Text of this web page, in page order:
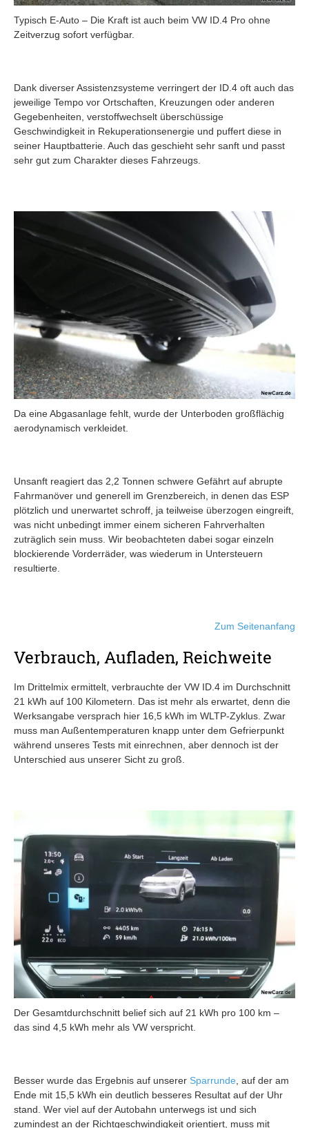
Typisch E-Auto – Die Kraft ist auch beim VW ID.4 Pro ohne
Zeitverzug sofort verfügbar.
Dank diverser Assistenzsysteme verringert der ID.4 oft auch das
jeweilige Tempo vor Ortschaften, Kreuzungen oder anderen
Gegebenheiten, verstoffwechselt überschüssige
Geschwindigkeit in Rekuperationsenergie und puffert diese in
seiner Hauptbatterie. Auch das geschieht sehr sanft und passt
sehr gut zum Charakter dieses Fahrzeugs.
Da eine Abgasanlage fehlt, wurde der Unterboden großflächig
aerodynamisch verkleidet.
Unsanft reagiert das 2,2 Tonnen schwere Gefährt auf abrupte
Fahrmanöver und generell im Grenzbereich, in denen das ESP
plötzlich und unerwartet schroff, ja teilweise überzogen eingreift,
was nicht unbedingt immer einem sicheren Fahrverhalten
zuträglich sein muss. Wir beobachteten dabei sogar einzeln
blockierende Vorderräder, was wiederum in Untersteuern
resultierte.
Zum Seitenanfang
Verbrauch, Aufladen, Reichweite
Im Drittelmix ermittelt, verbrauchte der VW ID.4 im Durchschnitt
21 kWh auf 100 Kilometern. Das ist mehr als erwartet, denn die
Werksangabe versprach hier 16,5 kWh im WLTP-Zyklus. Zwar
muss man Außentemperaturen knapp unter dem Gefrierpunkt
während unseres Tests mit einrechnen, aber dennoch ist der
Unterschied aus unserer Sicht zu groß.
Der Gesamtdurchschnitt belief sich auf 21 kWh pro 100 km –
das sind 4,5 kWh mehr als VW verspricht.
Besser wurde das Ergebnis auf unserer Sparrunde, auf der am
Ende mit 15,5 kWh ein deutlich besseres Resultat auf der Uhr
stand. Wer viel auf der Autobahn unterwegs ist und sich
zumindest an der Richtgeschwindigkeit orientiert, muss mit